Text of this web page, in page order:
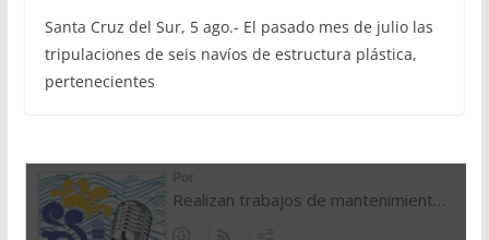
Santa Cruz del Sur, 5 ago.- El pasado mes de julio las
tripulaciones de seis navíos de estructura plástica,
pertenecientes